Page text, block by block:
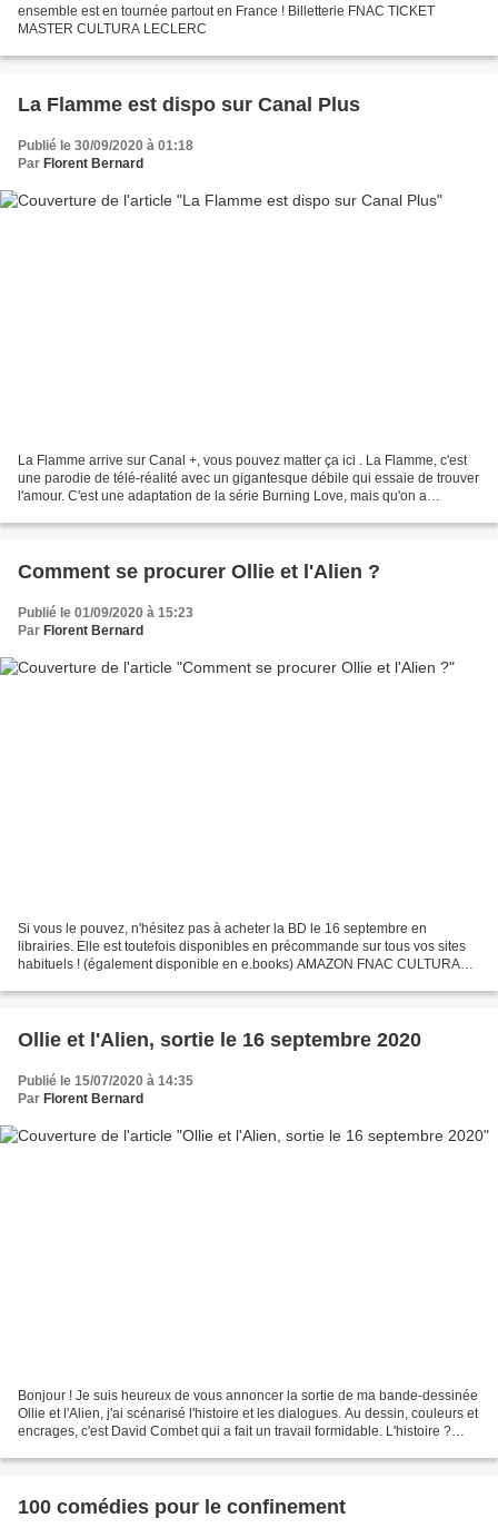
ensemble est en tournée partout en France ! Billetterie FNAC TICKET
MASTER CULTURA LECLERC
La Flamme est dispo sur Canal Plus
Publié le 30/09/2020 à 01:18
Par Florent Bernard
La Flamme arrive sur Canal +, vous pouvez matter ça ici . La Flamme, c'est
une parodie de télé-réalité avec un gigantesque débile qui essaie de trouver
l'amour. C'est une adaptation de la série Burning Love, mais qu'on a
Comment se procurer Ollie et l'Alien ?
Publié le 01/09/2020 à 15:23
Par Florent Bernard
Si vous le pouvez, n'hésitez pas à acheter la BD le 16 septembre en
librairies. Elle est toutefois disponibles en précommande sur tous vos sites
habituels ! (également disponible en e.books) AMAZON FNAC CULTURA
Ollie et l'Alien, sortie le 16 septembre 2020
Publié le 15/07/2020 à 14:35
Par Florent Bernard
Bonjour ! Je suis heureux de vous annoncer la sortie de ma bande-dessinée
Ollie et l'Alien, j'ai scénarisé l'histoire et les dialogues. Au dessin, couleurs et
encrages, c'est David Combet qui a fait un travail formidable. L'histoire ?
100 comédies pour le confinement